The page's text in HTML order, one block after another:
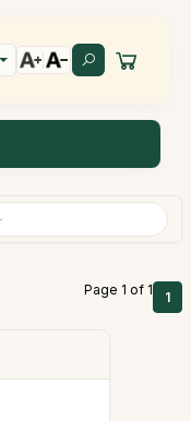
Page 1 of 1 1